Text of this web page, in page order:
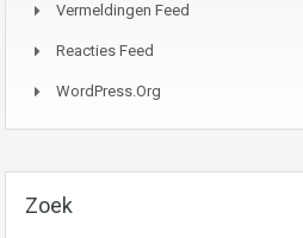
Vermeldingen Feed
Reacties Feed
WordPress.org
Zoek